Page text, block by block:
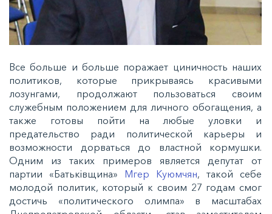
Все больше и больше поражает циничность наших
политиков, которые прикрываясь красивыми
лозунгами, продолжают пользоваться своим
служебным положением для личного обогащения, а
также готовы пойти на любые уловки и
предательство ради политической карьеры и
возможности дорваться до властной кормушки.
Одним из таких примеров является депутат от
партии «Батьківщина» Мгер Куюмчян, такой себе
молодой политик, который к своим 27 годам смог
достичь «политического олимпа» в масштабах